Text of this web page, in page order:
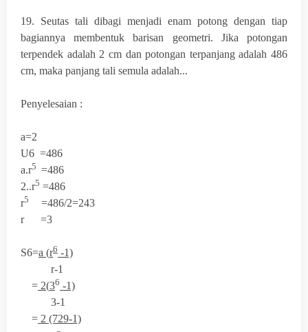
19. Seutas tali dibagi menjadi enam potong dengan tiap
bagiannya membentuk barisan geometri. Jika potongan
terpendek adalah 2 cm dan potongan terpanjang adalah 486
cm, maka panjang tali semula adalah...
Penyelesaian :
a=2
U6 =486
a.r5 =486
2..r5 =486
r5 =486/2=243
r =3
S6=a (r6 -1)
r-1
= 2(36 -1)
3-1
= 2 (729-1)